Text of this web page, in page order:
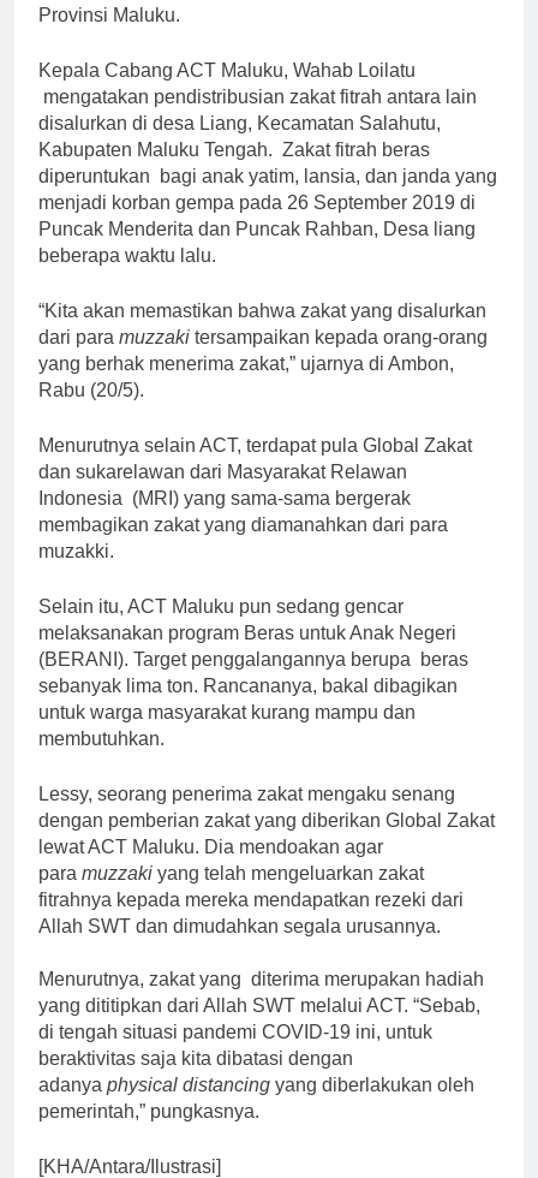
Provinsi Maluku.
Kepala Cabang ACT Maluku, Wahab Loilatu
mengatakan pendistribusian zakat fitrah antara lain
disalurkan di desa Liang, Kecamatan Salahutu,
Kabupaten Maluku Tengah. Zakat fitrah beras
diperuntukan bagi anak yatim, lansia, dan janda yang
menjadi korban gempa pada 26 September 2019 di
Puncak Menderita dan Puncak Rahban, Desa liang
beberapa waktu lalu.
“Kita akan memastikan bahwa zakat yang disalurkan
dari para muzzaki tersampaikan kepada orang-orang
yang berhak menerima zakat,” ujarnya di Ambon,
Rabu (20/5).
Menurutnya selain ACT, terdapat pula Global Zakat
dan sukarelawan dari Masyarakat Relawan
Indonesia (MRI) yang sama-sama bergerak
membagikan zakat yang diamanahkan dari para
muzakki.
Selain itu, ACT Maluku pun sedang gencar
melaksanakan program Beras untuk Anak Negeri
(BERANI). Target penggalangannya berupa beras
sebanyak lima ton. Rancananya, bakal dibagikan
untuk warga masyarakat kurang mampu dan
membutuhkan.
Lessy, seorang penerima zakat mengaku senang
dengan pemberian zakat yang diberikan Global Zakat
lewat ACT Maluku. Dia mendoakan agar
para muzzaki yang telah mengeluarkan zakat
fitrahnya kepada mereka mendapatkan rezeki dari
Allah SWT dan dimudahkan segala urusannya.
Menurutnya, zakat yang diterima merupakan hadiah
yang dititipkan dari Allah SWT melalui ACT. “Sebab,
di tengah situasi pandemi COVID-19 ini, untuk
beraktivitas saja kita dibatasi dengan
adanya physical distancing yang diberlakukan oleh
pemerintah,” pungkasnya.
[KHA/Antara/Ilustrasi]